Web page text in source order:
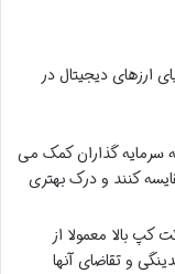
دیجیتال در
سرمایه گذاران کمک می
کنند و درک بهتری
کپ بالا معمولا از
و تقاضای آنها